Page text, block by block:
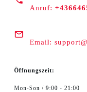
Anruf:
Email:
Öffnungszeit:
Mon-Son / 9:00 - 21:00